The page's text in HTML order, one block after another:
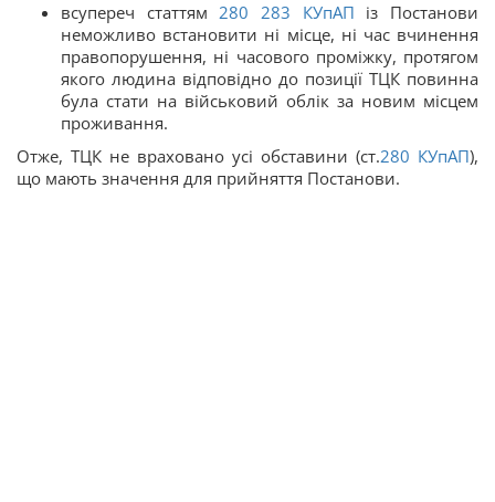
всупереч статтям 280 283 КУпАП із Постанови
неможливо встановити ні місце, ні час вчинення
правопорушення, ні часового проміжку, протягом
якого людина відповідно до позиції ТЦК повинна
була стати на військовий облік за новим місцем
проживання.
Отже, ТЦК не враховано усі обставини (ст.280 КУпАП),
що мають значення для прийняття Постанови.